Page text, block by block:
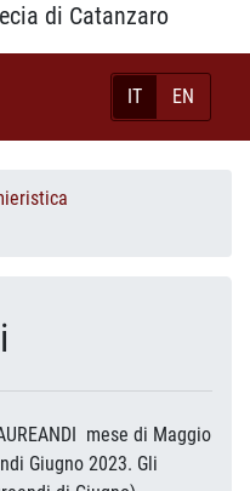
di Catanzaro
IT EN
mese di Maggio
Giugno 2023. Gli